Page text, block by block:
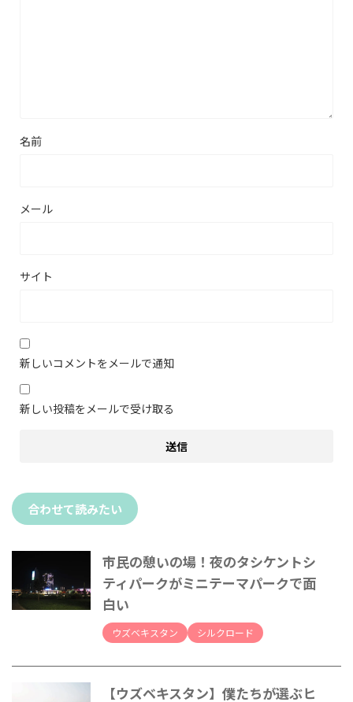
名前
メール
サイト
新しいコメントをメールで通知
新しい投稿をメールで受け取る
合わせて読みたい
市民の憩いの場！夜のタシケントシ
ティパークがミニテーマパークで面
白い
ウズベキスタン シルクロード
【ウズベキスタン】僕たちが選ぶヒ